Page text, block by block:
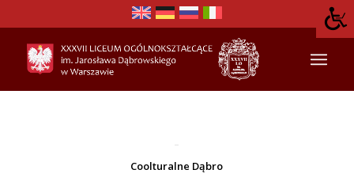
Coolturalne Dąbro